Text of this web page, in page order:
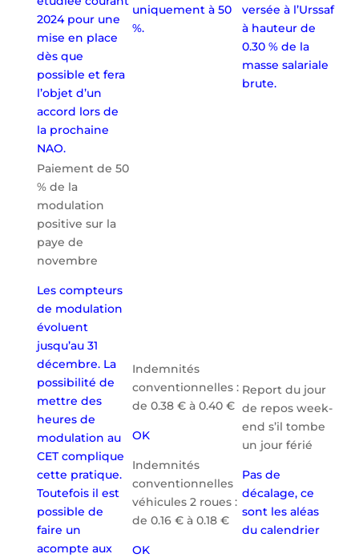
2024 pour une
mise en place
dès que
possible et fera
l’objet d’un
accord lors de
la prochaine
NAO.
uniquement à 50
%.
versée à l’Urssaf
à hauteur de
0.30 % de la
masse salariale
brute.
Paiement de 50
% de la
modulation
positive sur la
paye de
novembre
Les compteurs
de modulation
évoluent
jusqu’au 31
décembre. La
possibilité de
mettre des
heures de
modulation au
CET complique
cette pratique.
Toutefois il est
possible de
faire un
acompte aux
Indemnités
conventionnelles :
de 0.38 € à 0.40 €
OK
Indemnités
conventionnelles
véhicules 2 roues :
de 0.16 € à 0.18 €
OK
Report du jour
de repos week-
end s’il tombe
un jour férié
Pas de
décalage, ce
sont les aléas
du calendrier